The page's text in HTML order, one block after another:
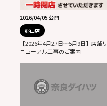
2026/04/05 公開
郡山店
【2026年4月27日～5月9日】店舗リ
ニューアル工事のご案内